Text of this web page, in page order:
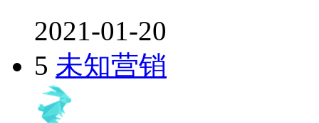
2021-01-20
5 未知营销